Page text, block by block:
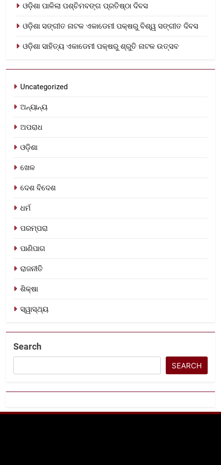
ଓଡ଼ିଶା ପାଳିଲା ପଶ୍ଚିମବଙ୍ଗ ପ୍ରତିଷ୍ଠା ଦିବସ
ଓଡ଼ିଶା ସଙ୍ଗୀତ ନାଟକ ଏକାଡେମୀ ପକ୍ଷରୁ ବିଶ୍ୱ ସଙ୍ଗୀତ ଦିବସ
ଓଡ଼ିଶା ସାହିତ୍ୟ ଏକାଡେମୀ ପକ୍ଷରୁ ଶ୍ରୁତି ନାଟକ ଉତ୍ସବ
Uncategorized
ଅନ୍ୟାନ୍ୟ
ଅପରାଧ
ଓଡ଼ିଶା
ଖେଳ
ଦେଶ ବିଦେଶ
ଧର୍ମ
ପରମ୍ପରା
ପାଣିପାଗ
ରାଜନୀତି
ଶିକ୍ଷା
ସ୍ୱାସ୍ଥ୍ୟ
Search
SEARCH